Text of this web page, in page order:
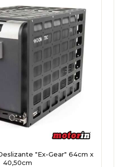
"Ex-Gear" 64cm x
40,50cm